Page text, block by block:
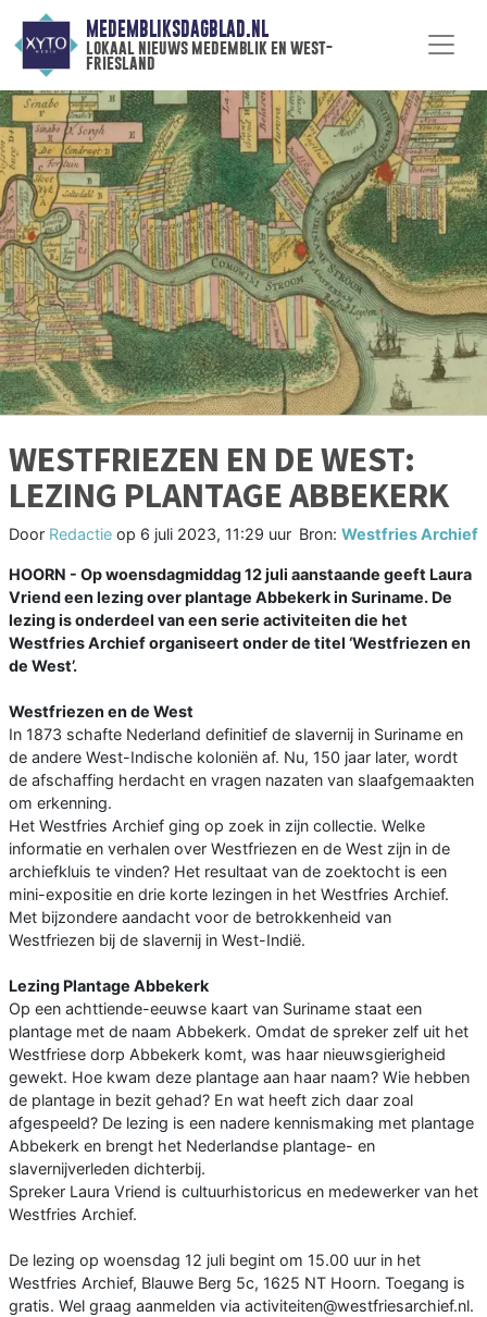
MEDEMBLIKSDAGBLAD.NL
lokaal nieuws medemblik en west-
friesland
WESTFRIEZEN EN DE WEST:
LEZING PLANTAGE ABBEKERK
Door Redactie op 6 juli 2023, 11:29 uur Bron: Westfries Archief
HOORN - Op woensdagmiddag 12 juli aanstaande geeft Laura
Vriend een lezing over plantage Abbekerk in Suriname. De
lezing is onderdeel van een serie activiteiten die het
Westfries Archief organiseert onder de titel ‘Westfriezen en
de West’.
Westfriezen en de West
In 1873 schafte Nederland definitief de slavernij in Suriname en
de andere West-Indische koloniën af. Nu, 150 jaar later, wordt
de afschaffing herdacht en vragen nazaten van slaafgemaakten
om erkenning.
Het Westfries Archief ging op zoek in zijn collectie. Welke
informatie en verhalen over Westfriezen en de West zijn in de
archiefkluis te vinden? Het resultaat van de zoektocht is een
mini-expositie en drie korte lezingen in het Westfries Archief.
Met bijzondere aandacht voor de betrokkenheid van
Westfriezen bij de slavernij in West-Indië.
Lezing Plantage Abbekerk
Op een achttiende-eeuwse kaart van Suriname staat een
plantage met de naam Abbekerk. Omdat de spreker zelf uit het
Westfriese dorp Abbekerk komt, was haar nieuwsgierigheid
gewekt. Hoe kwam deze plantage aan haar naam? Wie hebben
de plantage in bezit gehad? En wat heeft zich daar zoal
afgespeeld? De lezing is een nadere kennismaking met plantage
Abbekerk en brengt het Nederlandse plantage- en
slavernijverleden dichterbij.
Spreker Laura Vriend is cultuurhistoricus en medewerker van het
Westfries Archief.
De lezing op woensdag 12 juli begint om 15.00 uur in het
Westfries Archief, Blauwe Berg 5c, 1625 NT Hoorn. Toegang is
gratis. Wel graag aanmelden via activiteiten@westfriesarchief.nl.